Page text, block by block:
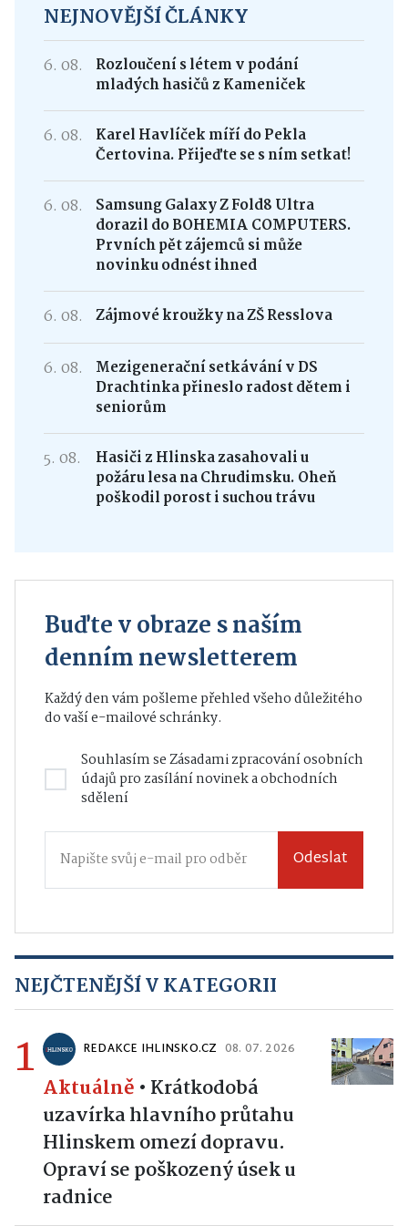
NEJNOVĚJŠÍ ČLÁNKY
6. 08.
Rozloučení s létem v podání
mladých hasičů z Kameniček
6. 08.
Karel Havlíček míří do Pekla
Čertovina. Přijeďte se s ním setkat!
6. 08.
Samsung Galaxy Z Fold8 Ultra
dorazil do BOHEMIA COMPUTERS.
Prvních pět zájemců si může
novinku odnést ihned
6. 08. Zájmové kroužky na ZŠ Resslova
6. 08.
Mezigenerační setkávání v DS
Drachtinka přineslo radost dětem i
seniorům
5. 08.
Hasiči z Hlinska zasahovali u
požáru lesa na Chrudimsku. Oheň
poškodil porost i suchou trávu
Buďte v obraze s naším
denním newsletterem
Každý den vám pošleme přehled všeho důležitého
do vaší e-mailové schránky.
Souhlasím seZásadami zpracování osobních
údajůpro zasílání novinek a obchodních
sdělení
Odeslat
NEJČTENĚJŠÍ V KATEGORII
1 REDAKCE IHLINSKO.CZ 08. 07. 2026
Aktuálně • Krátkodobá
uzavírka hlavního průtahu
Hlinskem omezí dopravu.
Opraví se poškozený úsek u
radnice